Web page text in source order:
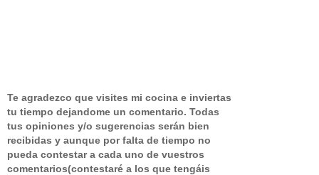
Te agradezco que visites mi cocina e inviertas
tu tiempo dejandome un comentario. Todas
tus opiniones y/o sugerencias serán bien
recibidas y aunque por falta de tiempo no
pueda contestar a cada uno de vuestros
comentarios(contestaré a los que tengáis